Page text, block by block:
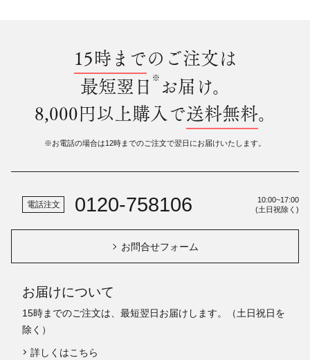
15時までのご注文は
最短翌日 ※ お届け。
8,000円以上購入で送料無料。
※お電話の場合は12時までのご注文で翌日にお届けいたします。
電話注文 0120-758106
10:00~17:00
(土日祝除く)
お問合せフォーム
お届けについて
15時までのご注文は、最短翌日お届けします。（土日祝日を
除く）
詳しくはこちら